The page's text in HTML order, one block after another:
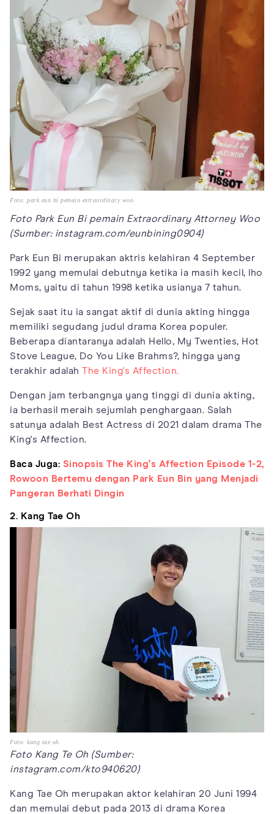
Foto: park eun bi pemain extraordinary woo
Foto Park Eun Bi pemain Extraordinary Attorney Woo
(Sumber: instagram.com/eunbining0904)
Park Eun Bi merupakan aktris kelahiran 4 September
1992 yang memulai debutnya ketika ia masih kecil, lho
Moms, yaitu di tahun 1998 ketika usianya 7 tahun.
Sejak saat itu ia sangat aktif di dunia akting hingga
memiliki segudang judul drama Korea populer.
Beberapa diantaranya adalah Hello, My Twenties, Hot
Stove League, Do You Like Brahms?, hingga yang
terakhir adalah The King's Affection.
Dengan jam terbangnya yang tinggi di dunia akting,
ia berhasil meraih sejumlah penghargaan. Salah
satunya adalah Best Actress di 2021 dalam drama The
King's Affection.
Baca Juga: Sinopsis The King's Affection Episode 1-2,
Rowoon Bertemu dengan Park Eun Bin yang Menjadi
Pangeran Berhati Dingin
2. Kang Tae Oh
Foto: kang tae oh
Foto Kang Te Oh (Sumber:
instagram.com/kto940620)
Kang Tae Oh merupakan aktor kelahiran 20 Juni 1994
dan memulai debut pada 2013 di drama Korea